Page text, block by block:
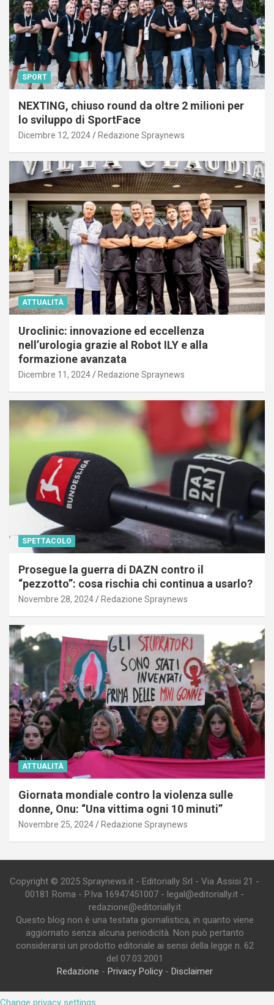
SPORT
NEXTING, chiuso round da oltre 2 milioni per
lo sviluppo di SportFace
Dicembre 12, 2024 Redazione Spraynews
ATTUALITÀ
Uroclinic: innovazione ed eccellenza
nell’urologia grazie al Robot ILY e alla
formazione avanzata
Dicembre 11, 2024 Redazione Spraynews
SPETTACOLO
Prosegue la guerra di DAZN contro il
“pezzotto”: cosa rischia chi continua a usarlo?
Novembre 28, 2024 Redazione Spraynews
ATTUALITÀ
Giornata mondiale contro la violenza sulle
donne, Onu: “Una vittima ogni 10 minuti”
Novembre 25, 2024 Redazione Spraynews
Copyright © 2025 Spraynews.it - Editorially Srl - Via Assisi 21 -
00181 Roma - P.Iva 16947451007 - legal@editorially.it -
redazione@editorially.it
Questo blog non è una testata giornalistica, in quanto viene
aggiornato senza alcuna periodicità. Non può pertanto
considerarsi un prodotto editoriale ai sensi della legge n. 62
del 07.03.2001
Redazione - Privacy Policy- Disclaimer
Change privacy settings